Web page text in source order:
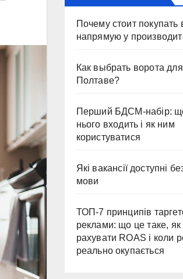
Почему стоит покупать
напрямую у
Как выбрать ворота
Полтаве?
Перший БДСМ-набір:
нього входить і як ним
користуватися
Які вакансії доступні
мови
ТОП-7 принципів
реклами: що це таке, як
рахувати ROAS і коли
реально окупається